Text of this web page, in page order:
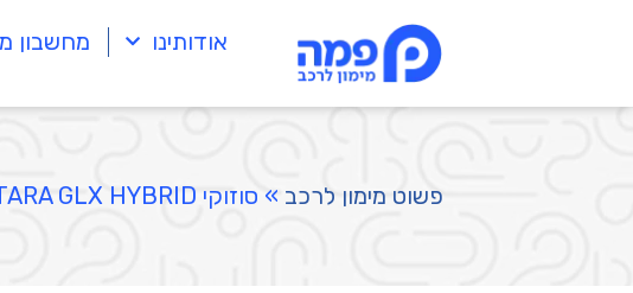
אודותינו מחשבון
פשוט מימון לרכב » סוזוקי VITARA GLX HYBRID